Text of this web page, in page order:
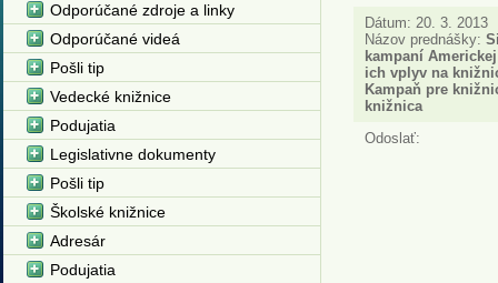
Dátum: 20. 3. 2013
Názov prednášky:
kampaní
ich vplyv na
Kampaň pre
knižnica
Odoslať:
Odporúčané zdroje a linky
Odporúčané videá
Pošli tip
Vedecké knižnice
Podujatia
Legislativne dokumenty
Pošli tip
Školské knižnice
Adresár
Podujatia